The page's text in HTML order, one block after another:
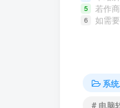
5 若作
6 如需
系
# 电脑